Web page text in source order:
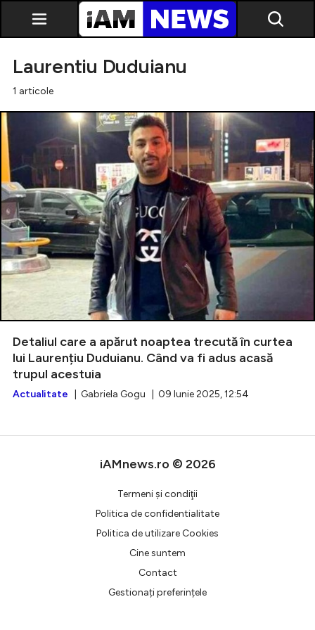
Exclusiv
Intră în cont
Laurentiu Duduianu
1 articole
Detaliul care a apărut noaptea trecută în curtea
lui Laurențiu Duduianu. Când va fi adus acasă
trupul acestuia
Actualitate | Gabriela Gogu | 09 Iunie 2025, 12:54
iAMnews.ro © 2026
Termeni şi condiţii
Politica de confidentialitate
Politica de utilizare Cookies
Cine suntem
Contact
Gestionați preferințele